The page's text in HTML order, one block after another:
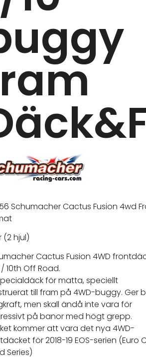
Schumacher Cactus Fusion 4wd
(2 hjul)
Cactus Fusion 4WD
/ 10th Off Road.
för matta, speciellt
till fram på 4WD-buggy. Ger
men skall ändå inte vara för
på banor med högt grepp.
kommer att vara det nya 4WD-
för 2018-19 EOS-serien (Euro
Series)